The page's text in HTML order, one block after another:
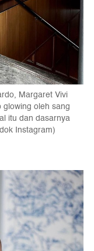
Margaret Vivi
oleh sang
itu dan dasarnya
Instagram)